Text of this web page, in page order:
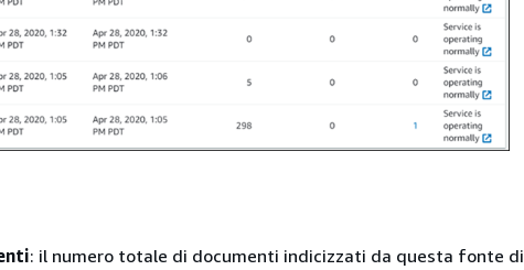
: il numero totale di documenti indicizzati da questa fonte di